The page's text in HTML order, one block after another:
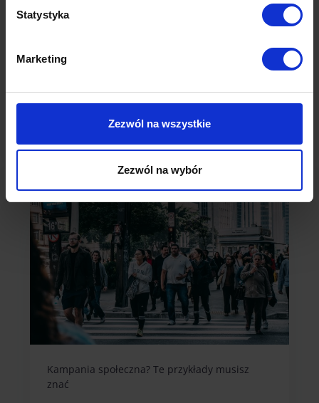
Statystyka
Marketing
Zezwól na wszystkie
Zezwól na wybór
zmienia rynek pracy i redefiniuje nasze
– Tato, a co ty właściwie robisz w pracy? Za każdym
razem, kiedy słyszę to pytanie od syna, zaczynam
Kampania społeczna? Te przykłady musisz
znać